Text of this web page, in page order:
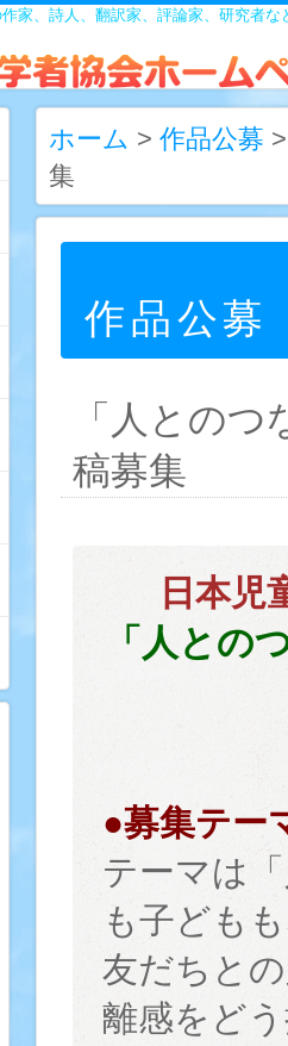
家、詩人、翻訳家、評論家、研究者
ホーム > 作品公募
集
作品公募
「人との
稿募集
日本児
「人と
●募集テー
テーマは
も子ども
友だちと
離感をど